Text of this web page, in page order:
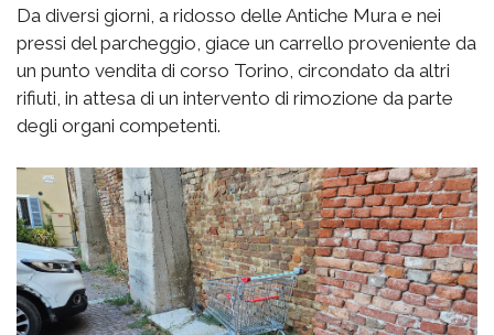
Da diversi giorni, a ridosso delle Antiche Mura e nei
pressi del parcheggio, giace un carrello proveniente da
un punto vendita di corso Torino, circondato da altri
rifiuti, in attesa di un intervento di rimozione da parte
degli organi competenti.